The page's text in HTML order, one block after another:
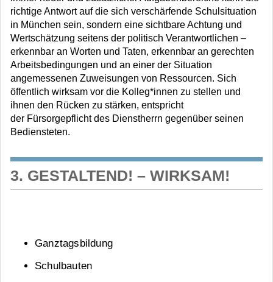
richtige Antwort auf die sich verschärfende Schulsituation
in München sein, sondern eine sichtbare Achtung und
Wertschätzung seitens der politisch Verantwortlichen –
erkennbar an Worten und Taten, erkennbar an gerechten
Arbeitsbedingungen und an einer der Situation
angemessenen Zuweisungen von Ressourcen. Sich
öffentlich wirksam vor die Kolleg*innen zu stellen und
ihnen den Rücken zu stärken, entspricht
der Fürsorgepflicht des Dienstherrn gegenüber seinen
Bediensteten.
3. GESTALTEND! – WIRKSAM!
Ganztagsbildung
Schulbauten